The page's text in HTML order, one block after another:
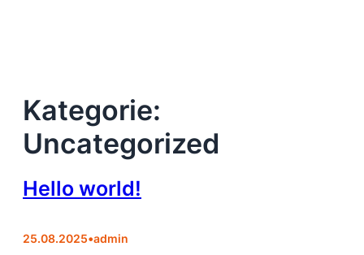
Kategorie:
Uncategorized
Hello world!
25.08.2025•admin